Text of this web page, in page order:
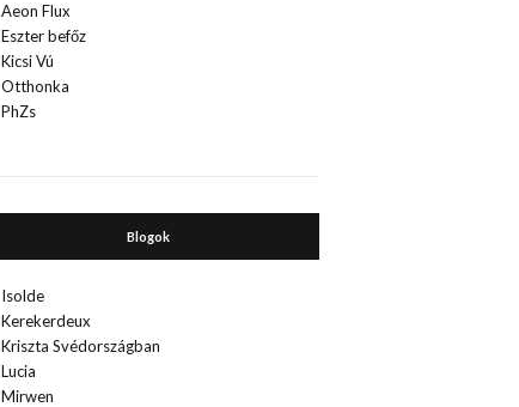
Aeon Flux
Eszter befőz
Kicsi Vú
Otthonka
PhZs
Blogok
Isolde
Kerekerdeux
Kriszta Svédországban
Lucia
Mirwen